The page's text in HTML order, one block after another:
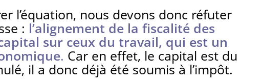
l’équation, nous devons donc réfuter
: l’alignement de la fiscalité des
sur ceux du travail, qui est un
. Car en effet, le capital est du
il a donc déjà été soumis à l’impôt.